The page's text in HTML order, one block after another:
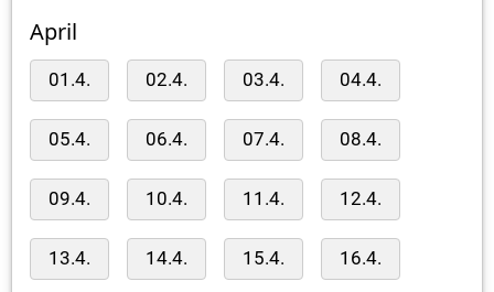
April
01.4. 02.4. 03.4. 04.4.
05.4. 06.4. 07.4. 08.4.
09.4. 10.4. 11.4. 12.4.
13.4. 14.4. 15.4. 16.4.